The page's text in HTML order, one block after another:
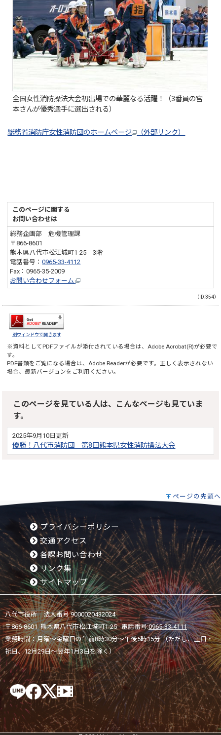
全国女性消防操法大会初出場での華麗なる活躍！（3番員の宮
本さんが優秀選手に選出される）
総務省消防庁女性消防団のホームページ （外部リンク）
このページに関する
お問い合わせは
総務企画部 危機管理課
〒866-8601
熊本県八代市松江城町1-25 3階
電話番号：0965-33-4112
Fax：0965-35-2009
お問い合わせフォーム
（ID:354）
別ウィンドウで開きます
※資料としてPDFファイルが添付されている場合は、 Adobe Acrobat(R)が必要で
す。
PDF書類をご覧になる場合は、 Adobe Readerが必要です。正しく表示されない
場合、最新バージョンをご利用ください。
このページを見ている人は、こんなページも見ていま
す。
2025年9月10日更新
優勝！八代市消防団 第8回熊本県女性消防操法大会
ページの先頭へ
プライバシーポリシー
交通アクセス
各課お問い合わせ
リンク集
サイトマップ
八代市役所 法人番号 9000020432024
〒866-8601 熊本県八代市松江城町1-25 電話番号:0965-33-4111
業務時間：月曜～金曜日の午前8時30分～午後5時15分 （ただし、土日・
祝日、12月29日～翌年1月3日を除く）